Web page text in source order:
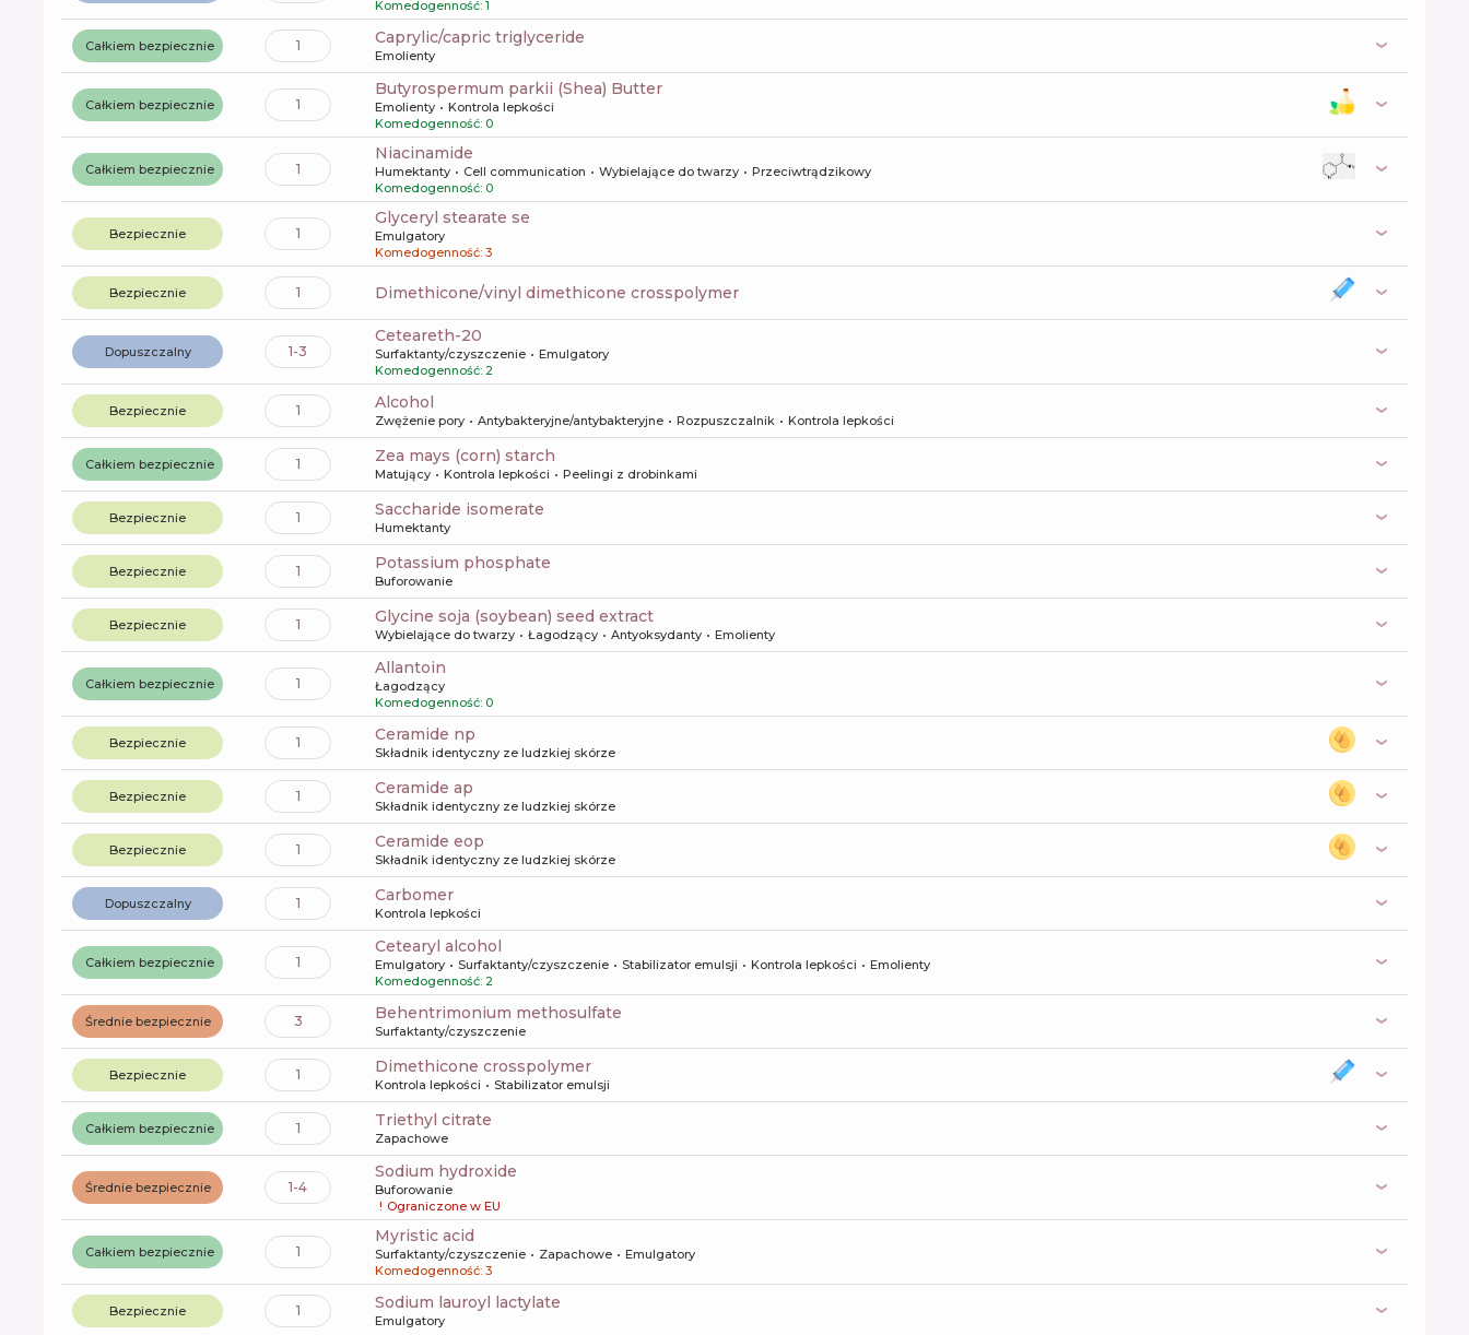
Komedogenność: 1
Całkiem bezpiecznie 1 caprylic/capric triglyceride
Emolienty
Całkiem bezpiecznie 1
butyrospermum parkii (Shea) Butter
Emolienty
Kontrola lepkości
Komedogenność: 0
Całkiem bezpiecznie 1
niacinamide
Humektanty Cell communication Wybielające do twarzy
Przeciwtrądzikowy
Komedogenność: 0
Bezpiecznie 1
glyceryl stearate se
Emulgatory
Komedogenność: 3
Bezpiecznie 1 dimethicone/vinyl dimethicone crosspolymer
Dopuszczalny 1-3
ceteareth-20
Surfaktanty/czyszczenie
Emulgatory
Komedogenność: 2
Bezpiecznie 1 alcohol
Zwężenie pory Antybakteryjne/antybakteryjne Rozpuszczalnik Kontrola lepkości
Całkiem bezpiecznie 1 zea mays (corn) starch
Matujący Kontrola lepkości Peelingi z drobinkami
Bezpiecznie 1 saccharide isomerate
Humektanty
Bezpiecznie 1 potassium phosphate
Buforowanie
Bezpiecznie 1 glycine soja (soybean) seed extract
Wybielające do twarzy Łagodzący Antyoksydanty Emolienty
Całkiem bezpiecznie 1
allantoin
Łagodzący
Komedogenność: 0
Bezpiecznie 1 ceramide np
Składnik identyczny ze ludzkiej skórze
Bezpiecznie 1 ceramide ap
Składnik identyczny ze ludzkiej skórze
Bezpiecznie 1 ceramide eop
Składnik identyczny ze ludzkiej skórze
Dopuszczalny 1 carbomer
Kontrola lepkości
Całkiem bezpiecznie 1
cetearyl alcohol
Emulgatory Surfaktanty/czyszczenie Stabilizator emulsji Kontrola lepkości
Emolienty
Komedogenność: 2
Średnie bezpiecznie 3 behentrimonium methosulfate
Surfaktanty/czyszczenie
Bezpiecznie 1 dimethicone crosspolymer
Kontrola lepkości Stabilizator emulsji
Całkiem bezpiecznie 1 triethyl citrate
Zapachowe
Średnie bezpiecznie 1-4
sodium hydroxide
Buforowanie
! Ograniczone w EU
Całkiem bezpiecznie 1
myristic acid
Surfaktanty/czyszczenie Zapachowe
Emulgatory
Komedogenność: 3
Bezpiecznie 1 sodium lauroyl lactylate
Emulgatory